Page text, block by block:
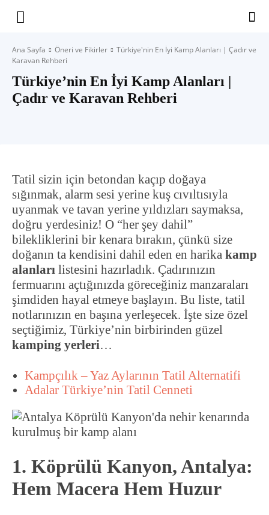
Yaşam
Ana Sayfa Öneri ve Fikirler
Türkiye'nin En İyi Kamp Alanları | Çadır ve
Karavan Rehberi
Türkiye’nin En İyi Kamp Alanları |
Çadır ve Karavan Rehberi
Tatil sizin için betondan kaçıp doğaya
sığınmak, alarm sesi yerine kuş cıvıltısıyla
uyanmak ve tavan yerine yıldızları saymaksa,
doğru yerdesiniz! O “her şey dahil”
bilekliklerini bir kenara bırakın, çünkü size
doğanın ta kendisini dahil eden en harika kamp
alanları listesini hazırladık. Çadırınızın
fermuarını açtığınızda göreceğiniz manzaraları
şimdiden hayal etmeye başlayın. Bu liste, tatil
notlarınızın en başına yerleşecek. İşte size özel
seçtiğimiz, Türkiye’nin birbirinden güzel
kamping yerleri…
Kampçılık – Yaz Aylarının Tatil Alternatifi
Adalar Türkiye’nin Tatil Cenneti
1. Köprülü Kanyon, Antalya:
Hem Macera Hem Huzur